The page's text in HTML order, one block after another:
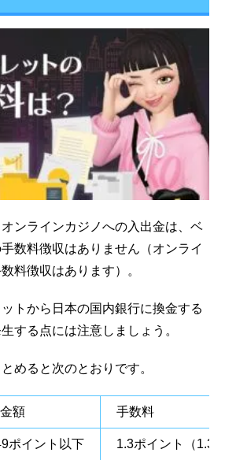
ンラインカジノへの入出金は、ベ
数料徴収はありません（オンライ
料徴収はあります）。
トから日本の国内銀行に換金する
する点には注意しましょう。
めると次のとおりです。
額 手数料
ポイント以下 1.3ポイント（1.3